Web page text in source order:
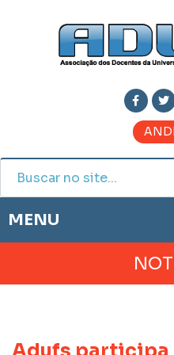
MENU
HISTÓRIA
PRESTAÇÃO DE